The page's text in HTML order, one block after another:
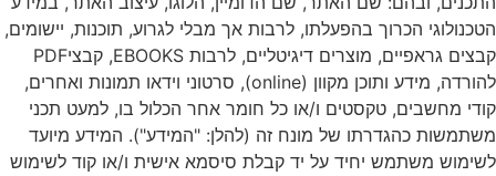
הטכנולוגי הכרוך בהפעלתו, לרבות אך מבלי לגרוע, תוכנות, יישומים,
קבצים גראפיים, מוצרים דיגיטליים, לרבות EBOOKS, קבציPDF
להורדה, מידע ותוכן מקוון (online), סרטוני וידאו תמונות ואחרים,
קודי מחשבים, טקסטים ו/או כל חומר אחר הכלול בו, למעט תכני
משתמשות כהגדרתו של מונח זה (להלן: "המידע"). המידע מיועד
לשימוש משתמש יחיד על יד קבלת סיסמא אישית ו/או קוד לשימוש